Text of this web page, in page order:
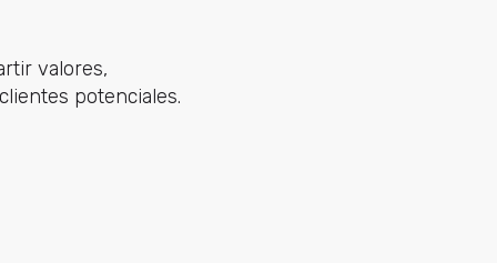
valores,
potenciales.